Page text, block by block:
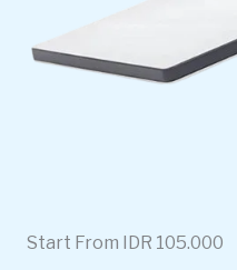
Start From IDR 105.000